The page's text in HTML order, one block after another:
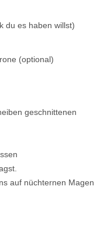
du es haben willst)
(optional)
geschnittenen
auf nüchternen Magen